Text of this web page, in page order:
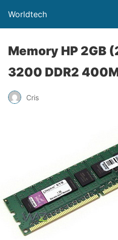
Worldtech
Memory HP 2GB
3200 DDR2
Cris